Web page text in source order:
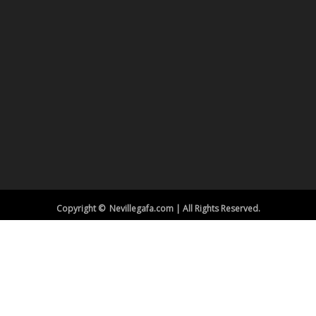
Copyright © Nevillegafa.com | All Rights Reserved.